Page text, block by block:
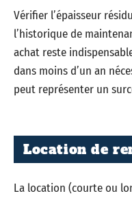
Vérifier l’épaisseur
l’historique de
achat reste
dans moins d’un an
peut représenter un
Location de
La location (courte ou